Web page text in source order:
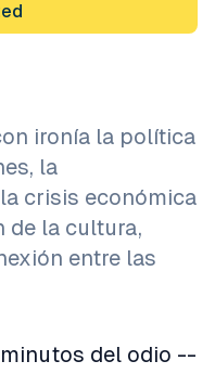
ironía la política
la
crisis económica
de la cultura,
entre las
del odio --